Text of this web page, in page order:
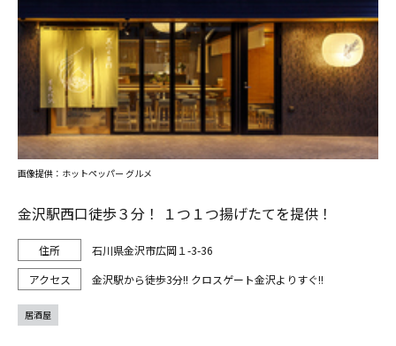
金沢駅西口徒歩３分！ １つ１つ揚げたてを提供！
石川県金沢市広岡１-3-36
金沢駅から徒歩3分!! クロスゲート金沢よりすぐ!!
画像提供：ホットペッパー グルメ
居酒屋